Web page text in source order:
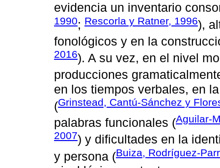
evidencia un inventario
1990; Rescorla y Ratner, 1996),
fonológicos y en la
2016). A su vez, en el nivel
producciones
en los tiempos verbales, en
(Grinstead, Cantú-Sánchez y
palabras funcionales (
2007) y dificultades en la
y persona (Buiza, Rodríguez-